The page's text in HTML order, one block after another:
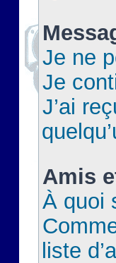
Je ne
Je
J’ai
Amis
À quoi
liste